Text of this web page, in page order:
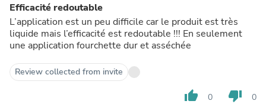
Efficacité redoutable
L’application est un peu difficile car le produit est très
liquide mais l’efficacité est redoutable !!! En seulement
une application fourchette dur et asséchée
Review collected from invite
thumb_up 0 thumb_down 0